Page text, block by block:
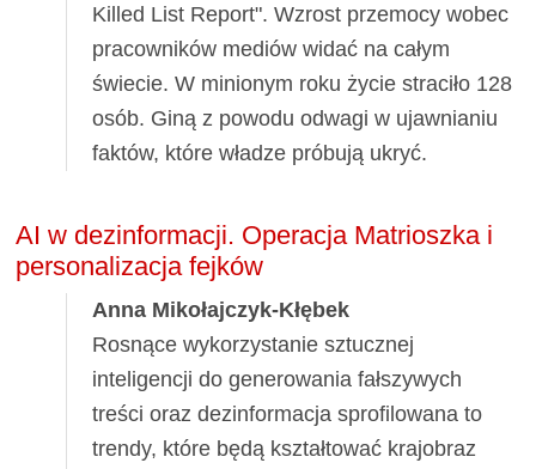
Killed List Report". Wzrost przemocy wobec
pracowników mediów widać na całym
świecie. W minionym roku życie straciło 128
osób. Giną z powodu odwagi w ujawnianiu
faktów, które władze próbują ukryć.
AI w dezinformacji. Operacja Matrioszka i
personalizacja fejków
Anna Mikołajczyk-Kłębek
Rosnące wykorzystanie sztucznej
inteligencji do generowania fałszywych
treści oraz dezinformacja sprofilowana to
trendy, które będą kształtować krajobraz